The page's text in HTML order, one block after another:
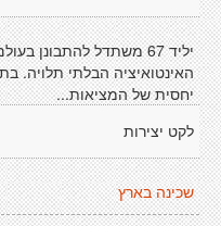
יליד 67 משתדל להתבונן
האינטואיציה הבלתי תלויה.
יחסית של המציאות...
לקט יצירות
שכינה בארץ